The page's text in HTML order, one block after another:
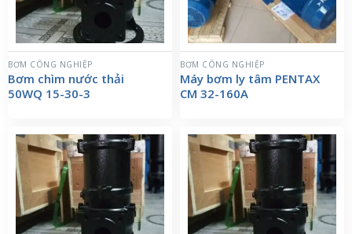
BƠM CÔNG NGHIỆP
Bơm chìm nước thải
50WQ 15-30-3
BƠM CÔNG NGHIỆP
Máy bơm ly tâm PENTAX
CM 32-160A